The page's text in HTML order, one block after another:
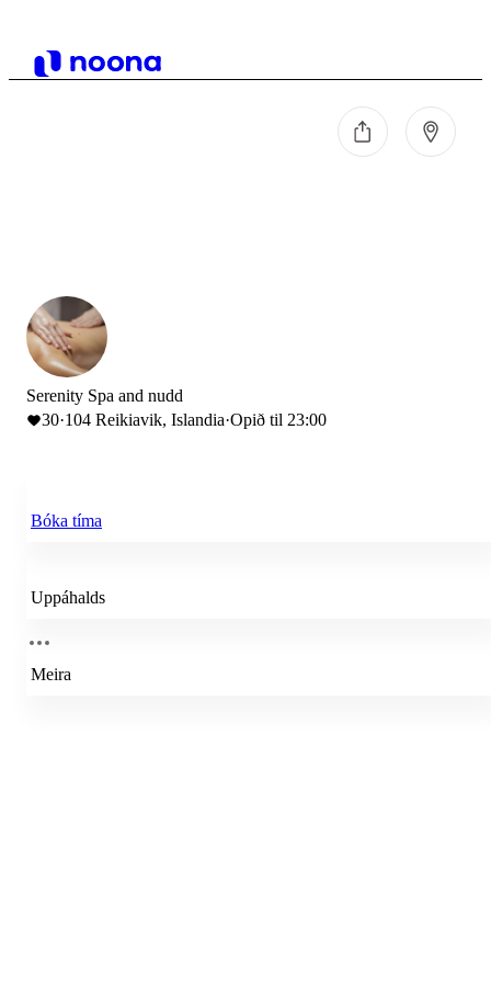
Serenity Spa and nudd
30·104 Reikiavik, Islandia·Opið til 23:00
Bóka tíma
Uppáhalds
Meira